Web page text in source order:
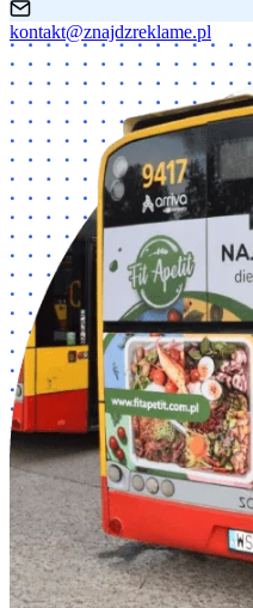
kontakt@znajdzreklame.pl